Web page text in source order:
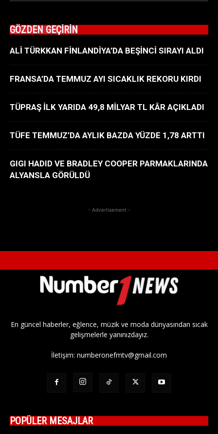
GÖZDEN GEÇİRİN
ALİ TÜRKKAN FİNLANDİYA’DA BEŞİNCİ SIRAYI ALDI
FRANSA’DA TEMMUZ AYI SICAKLIK REKORU KIRDI
TÜPRAŞ İLK YARIDA 49,8 MİLYAR TL KÂR AÇIKLADI
TÜFE TEMMUZ’DA AYLIK BAZDA YÜZDE 1,78 ARTTI
GIGI HADID VE BRADLEY COOPER PARMAKLARINDA
ALYANSLA GÖRÜLDÜ
- Advertisement -
En güncel haberler, eğlence, müzik ve moda dünyasından sıcak
gelişmelerle yanınızdayız.
İletişim: numberonefmtv@gmail.com
POPÜLER MESAJLAR